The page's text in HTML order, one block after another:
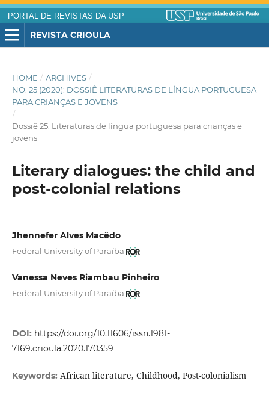
PORTAL DE REVISTAS DA USP
REVISTA CRIOULA
HOME / ARCHIVES /
NO. 25 (2020): DOSSIÊ LITERATURAS DE LÍNGUA PORTUGUESA
PARA CRIANÇAS E JOVENS
/
Dossiê 25: Literaturas de língua portuguesa para crianças e
jovens
Literary dialogues: the child and
post-colonial relations
Jhennefer Alves Macêdo
Federal University of Paraíba
Vanessa Neves Riambau Pinheiro
Federal University of Paraíba
DOI: https://doi.org/10.11606/issn.1981-
7169.crioula.2020.170359
Keywords: African literature, Childhood, Post-colonialism